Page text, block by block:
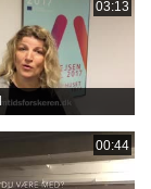
03:13
00:44